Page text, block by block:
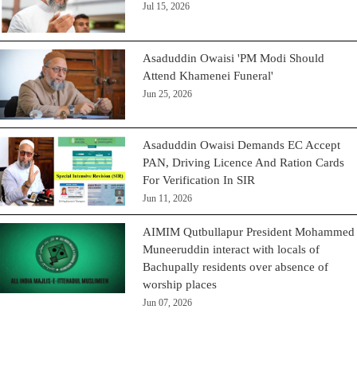
Jul 15, 2026
Asaduddin Owaisi 'PM Modi Should
Attend Khamenei Funeral'
Jun 25, 2026
Asaduddin Owaisi Demands EC Accept
PAN, Driving Licence And Ration Cards
For Verification In SIR
Jun 11, 2026
AIMIM Qutbullapur President Mohammed
Muneeruddin interact with locals of
Bachupally residents over absence of
worship places
Jun 07, 2026